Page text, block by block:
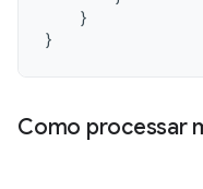
}
}
Como processar